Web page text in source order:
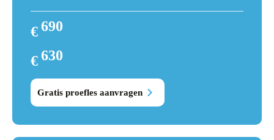
€690
€630
Gratis proefles aanvragen